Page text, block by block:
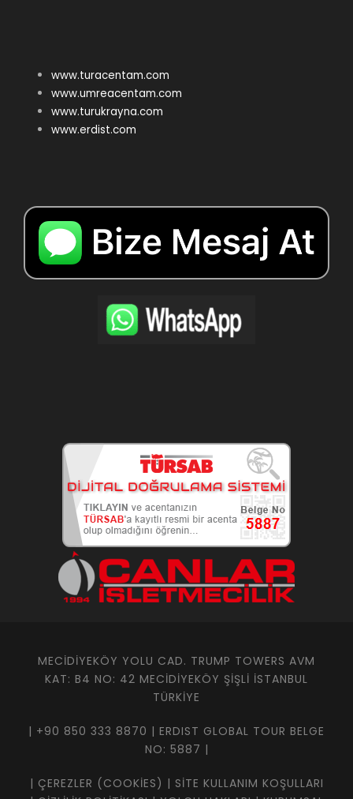
www.turacentam.com
www.umreacentam.com
www.turukrayna.com
www.erdist.com
MECIDIYEKÖY YOLU CAD. TRUMP TOWERS AVM
KAT: B4 NO: 42 MECIDIYEKÖY ŞIŞLI İSTANBUL
TÜRKIYE
| +90 850 333 8870 | ERDIST GLOBAL TOUR BELGE
NO: 5887 |
| ÇEREZLER (COOKIES) | SITE KULLANIM KOŞULLARI